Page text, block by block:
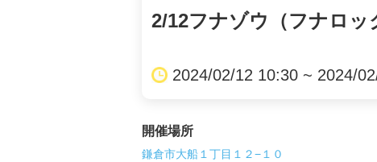
2/12フナゾウ（フナロッ
2024/02/12 10:30 ~ 2024/
開催場所
鎌倉市大船１丁目１２−１０